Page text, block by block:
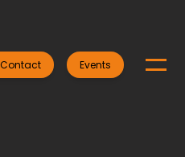
Contact Events